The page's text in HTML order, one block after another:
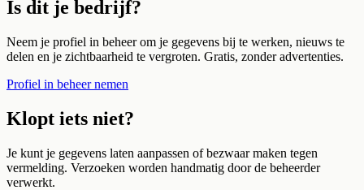
Is dit je bedrijf?
Neem je profiel in beheer om je gegevens bij te werken, nieuws te
delen en je zichtbaarheid te vergroten. Gratis, zonder advertenties.
Profiel in beheer nemen
Klopt iets niet?
Je kunt je gegevens laten aanpassen of bezwaar maken tegen
vermelding. Verzoeken worden handmatig door de beheerder
verwerkt.